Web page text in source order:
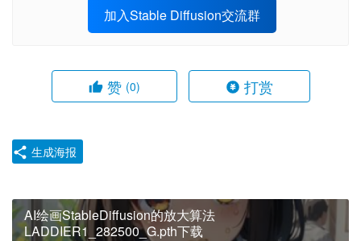
加入Stable Diffusion交流群
赞 (0) 打赏
生成海报
AI绘画StableDiffusion的放大算法
LADDIER1_282500_G.pth下载